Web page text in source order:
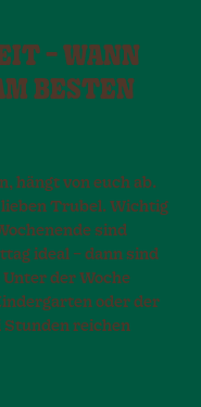
– WANN
BESTEN
hängt von euch ab.
Trubel. Wichtig
sind
ideal – dann sind
der Woche
oder der
Stunden reichen